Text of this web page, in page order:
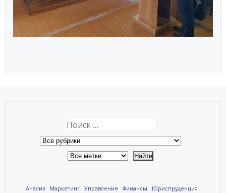
Анализ Маркетинг Управление Финансы Юриспруденция